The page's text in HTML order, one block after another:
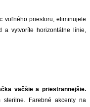
voľného priestoru, eliminujete
a vytvoríte horizontálne línie,
väčšie a priestrannejšie.
Farebné akcenty na